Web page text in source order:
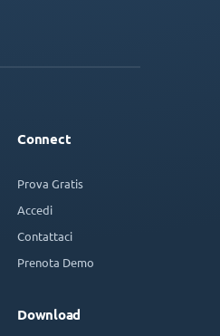
Connect
Prova Gratis
Accedi
Contattaci
Prenota Demo
Download